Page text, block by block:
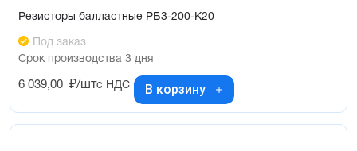
Резисторы балластные РБ3-200-К20
Под заказ
Срок производства 3 дня
6 039,00 ₽/штс НДС В корзину